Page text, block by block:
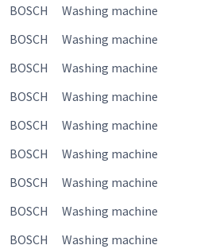
BOSCH
Washing machine
BOSCH Washing machine
BOSCH Washing machine
BOSCH
Washing machine
BOSCH
Washing machine
BOSCH Washing machine
BOSCH
Washing machine
BOSCH
Washing machine
BOSCH Washing machine